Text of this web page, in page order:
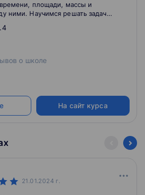
площади, массы и
ними. Научимся решать задачи
и расстояние. Повторим все виды
основные свойства
о школе
На сайт курса
21.01.2024 г.